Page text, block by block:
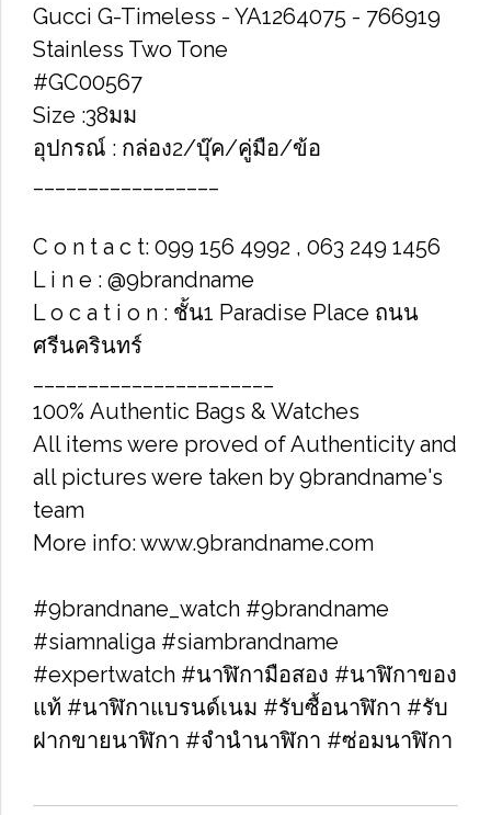
Gucci G-Timeless - YA1264075 - 766919
Stainless Two Tone
#GC00567
Size :38มม
อุปกรณ์ : กล่อง2/บุ๊ค/คู่มือ/ข้อ
C o n t a c t: 099 156 4992 , 063 249 1456
L i n e : @9brandname
L o c a t i o n : ชั้น1 Paradise Place ถนน
ศรีนครินทร์
100% Authentic Bags & Watches
All items were proved of Authenticity and
all pictures were taken by 9brandname's
team
More info: www.9brandname.com
#9brandnane_watch #9brandname
#siamnaliga #siambrandname
#expertwatch #นาฬิกามือสอง #นาฬิกาของ
แท้ #นาฬิกาแบรนด์เนม #รับซื้อนาฬิกา​ #รับ
ฝากขายนาฬิกา #จำนำนาฬิกา #ซ่อมนาฬิกา